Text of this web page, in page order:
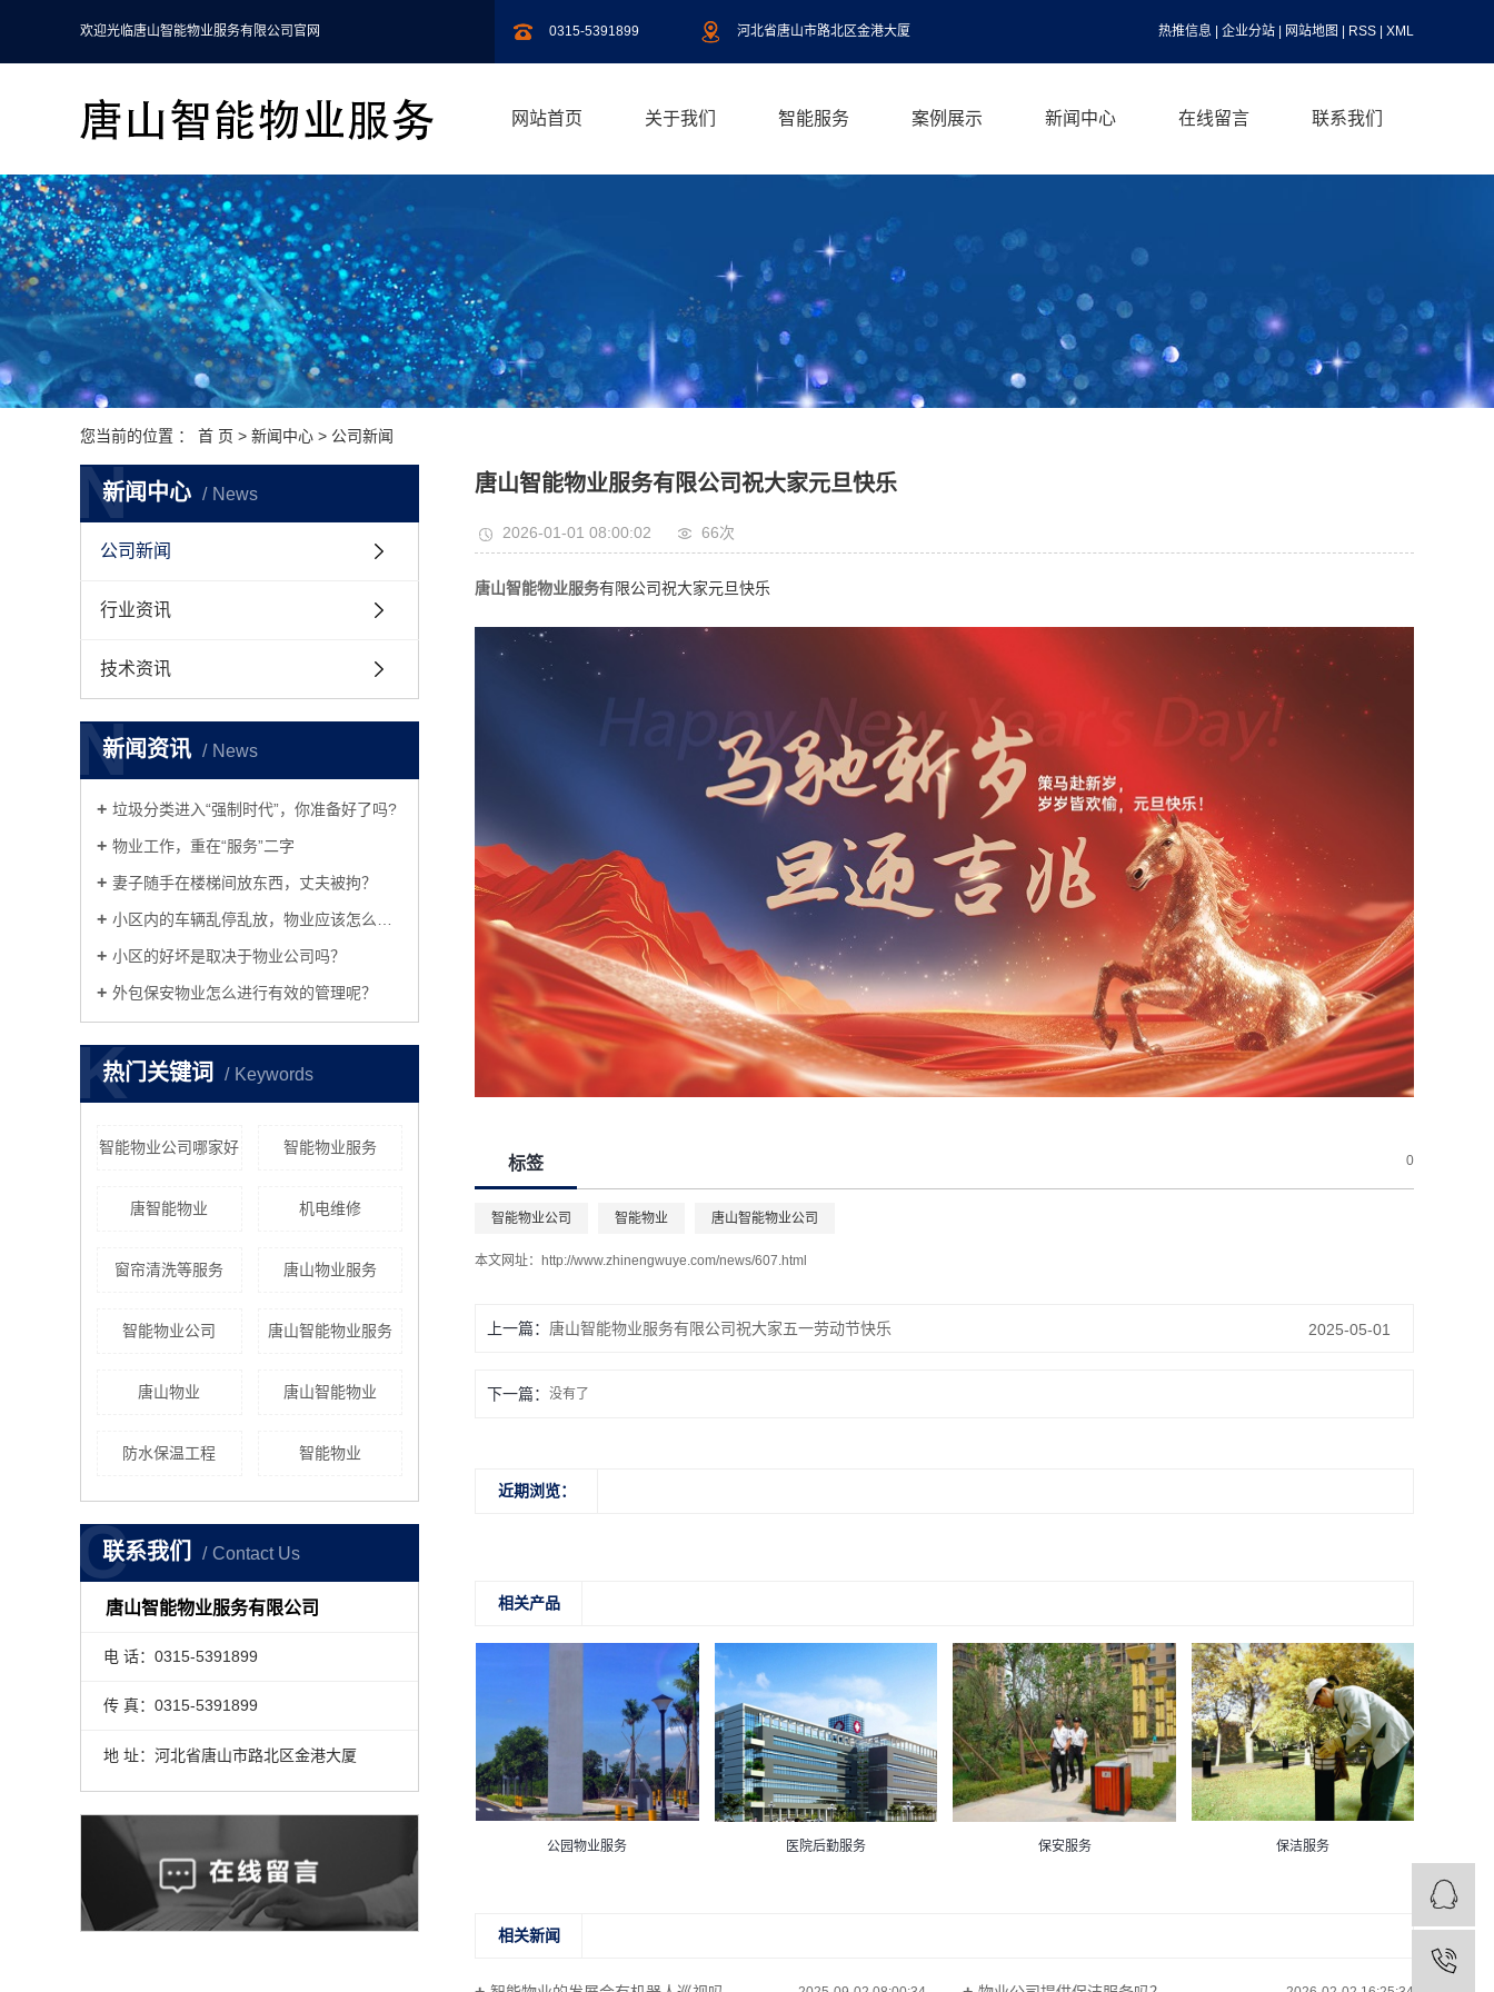
欢迎光临唐山智能物业服务有限公司官网 0315-5391899 河北省唐山市路北区金港大厦 热推信息 企业分站 网站地图 RSS XML
网站首页 关于我们 智能服务 案例展示 新闻中心 在线留言 联系我们
您当前的位置 ： 首 页 > 新闻中心 > 公司新闻
新闻中心 News
N
公司新闻
行业资讯
技术资讯
新闻资讯 News
N
垃圾分类进入“强制时代”，你准备好了吗?
物业工作，重在“服务”二字
妻子随手在楼梯间放东西，丈夫被拘？
小区内的车辆乱停乱放，物业应该怎么制止呢？
小区的好坏是取决于物业公司吗？
外包保安物业怎么进行有效的管理呢？
热门关键词 Keywords
K
智能物业公司哪家好 智能物业服务
唐智能物业 机电维修
窗帘清洗等服务 唐山物业服务
智能物业公司 唐山智能物业服务
唐山物业 唐山智能物业
防水保温工程 智能物业
联系我们 Contact Us
C
唐山智能物业服务有限公司
电 话：0315-5391899
传 真：0315-5391899
地 址：河北省唐山市路北区金港大厦
唐山智能物业服务有限公司祝大家元旦快乐
2026-01-01 08:00:02 66次
唐山智能物业服务有限公司祝大家元旦快乐
标签 0
智能物业公司 智能物业 唐山智能物业公司
本文网址： http://www.zhinengwuye.com/news/607.html
上一篇： 唐山智能物业服务有限公司祝大家五一劳动节快乐 2025-05-01
下一篇： 没有了
近期浏览：
相关产品
公园物业服务 医院后勤服务 保安服务 保洁服务
相关新闻